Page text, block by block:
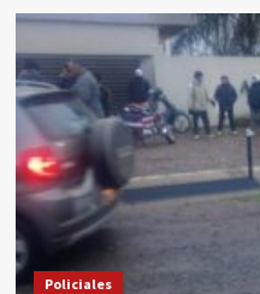
Policiales